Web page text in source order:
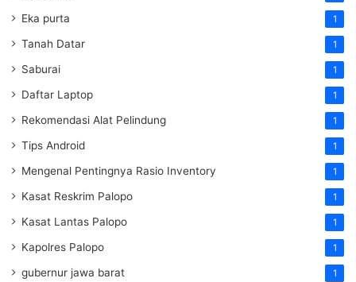
Eka purta 1
Tanah Datar 1
Saburai 1
Daftar Laptop 1
Rekomendasi Alat Pelindung 1
Tips Android 1
Mengenal Pentingnya Rasio Inventory 1
Kasat Reskrim Palopo 1
Kasat Lantas Palopo 1
Kapolres Palopo 1
gubernur jawa barat 1